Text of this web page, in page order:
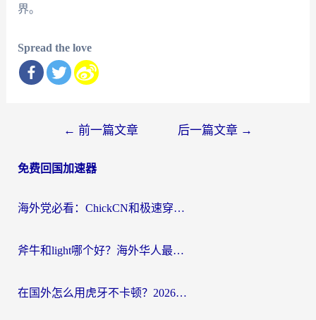
界。
Spread the love
导
← 前一篇文章 后一篇文章 →
免费回国加速器
海外党必看：ChickCN和极速穿梭VPN好用吗？3招教你选对回国加速器无缝刷国内资源
斧牛和light哪个好？海外华人最关心的回国加速器选择难题，一篇讲透
在国外怎么用虎牙不卡顿？2026海外华人亲测有效的回国加速器选择指南